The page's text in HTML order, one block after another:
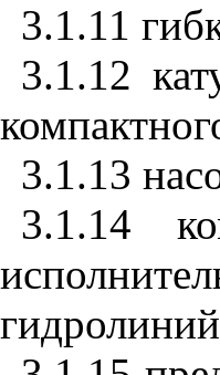
3.1.11
3.1.12
3.1.13
3.1.14